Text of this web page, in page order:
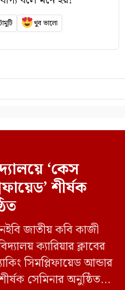
খুব ভালো
‘কেস
শীর্ষক
জাতীয় কবি কাজী
ক্যারিয়ার ক্লাবের
সিমপ্লিফায়েড আন্ডার
সেমিনার অনুষ্ঠিত